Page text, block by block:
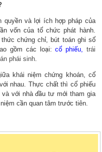
quyền và lợi ích hợp pháp của
vốn của tổ chức phát hành.
chứng chỉ, bút toán ghi sổ
gồm các loại:cổ phiếu
trái
phái sinh
khái niệm chứng khoán, cổ
nhau. Thực chất thì cổ phiếu
với nhà đầu tư mới tham gia
cần quan tâm trước tiên.